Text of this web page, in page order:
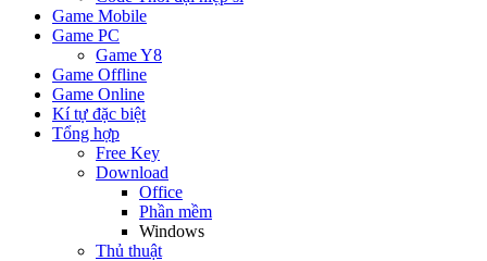
Game Mobile
Game PC
Game Y8
Game Offline
Game Online
Kí tự đặc biệt
Tổng hợp
Free Key
Download
Office
Phần mềm
Windows
Thủ thuật